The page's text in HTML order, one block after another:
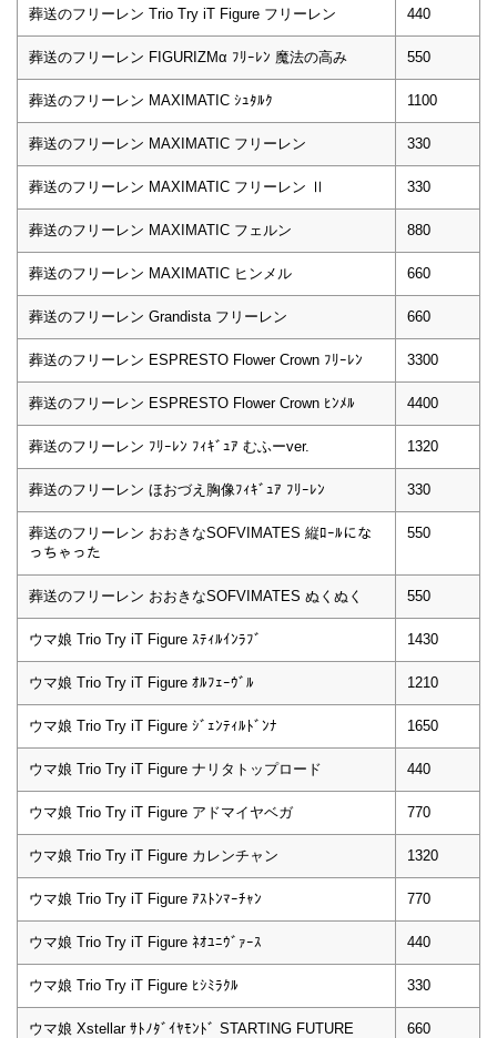
葬送のフリーレン Trio Try iT Figure フリーレン 440
葬送のフリーレン FIGURIZMα ﾌﾘｰﾚﾝ 魔法の高み 550
葬送のフリーレン MAXIMATIC ｼｭﾀﾙｸ 1100
葬送のフリーレン MAXIMATIC フリーレン 330
葬送のフリーレン MAXIMATIC フリーレン Ⅱ 330
葬送のフリーレン MAXIMATIC フェルン 880
葬送のフリーレン MAXIMATIC ヒンメル 660
葬送のフリーレン Grandista フリーレン 660
葬送のフリーレン ESPRESTO Flower Crown ﾌﾘｰﾚﾝ 3300
葬送のフリーレン ESPRESTO Flower Crown ﾋﾝﾒﾙ 4400
葬送のフリーレン ﾌﾘｰﾚﾝ ﾌｨｷﾞｭｱ むふーver. 1320
葬送のフリーレン ほおづえ胸像ﾌｨｷﾞｭｱ ﾌﾘｰﾚﾝ 330
葬送のフリーレン おおきなSOFVIMATES 縦ﾛｰﾙにな
っちゃった
550
葬送のフリーレン おおきなSOFVIMATES ぬくぬく 550
ウマ娘 Trio Try iT Figure ｽﾃｨﾙｲﾝﾗﾌﾞ 1430
ウマ娘 Trio Try iT Figure ｵﾙﾌｪｰｳﾞﾙ 1210
ウマ娘 Trio Try iT Figure ｼﾞｪﾝﾃｨﾙﾄﾞﾝﾅ 1650
ウマ娘 Trio Try iT Figure ナリタトップロード 440
ウマ娘 Trio Try iT Figure アドマイヤベガ 770
ウマ娘 Trio Try iT Figure カレンチャン 1320
ウマ娘 Trio Try iT Figure ｱｽﾄﾝﾏｰﾁｬﾝ 770
ウマ娘 Trio Try iT Figure ﾈｵﾕﾆｳﾞｧｰｽ 440
ウマ娘 Trio Try iT Figure ﾋｼﾐﾗｸﾙ 330
ウマ娘 Xstellar ｻﾄﾉﾀﾞｲﾔﾓﾝﾄﾞ STARTING FUTURE 660